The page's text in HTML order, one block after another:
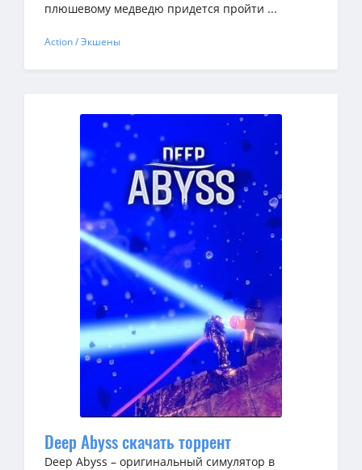
плюшевому медведю придется пройти ...
Action / Экшены
Deep Abyss скачать торрент
Deep Abyss – оригинальный симулятор в